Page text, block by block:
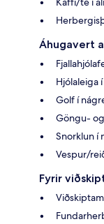
Áhugavert
Hjólaleiga
Golf í
Göngu-
Snorklun í
Vespur/
Fyrir